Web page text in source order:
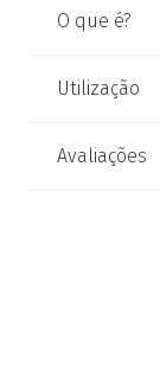
O que é?
Utilização
Avaliações